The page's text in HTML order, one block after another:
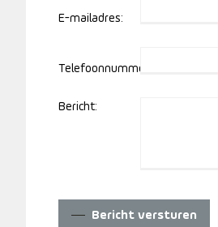
E-mailadres:
Telefoonnummer:
Bericht:
Bericht versturen